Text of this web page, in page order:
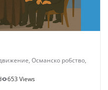
, Османско робство,
653 Views